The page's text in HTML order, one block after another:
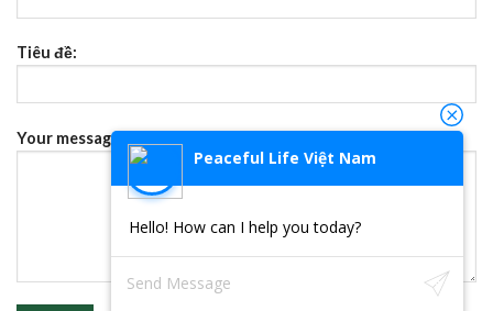
Tiêu đề:
Your message (không bắt buộc)
Peaceful Life Việt Nam
Hello! How can I help you today?